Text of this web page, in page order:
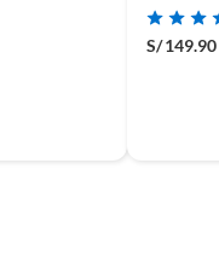
S/149.90